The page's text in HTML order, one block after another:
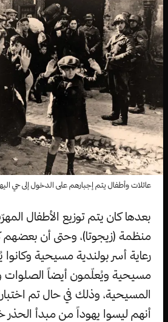
عائلات وأطفال يتم إجبارهم على الدخول إلى حي
بعدها كان يتم توزيع الأطفال
منظمة (زيجوتا)، وحتى أن
رعاية أسر بولندية مسيحية
مسيحية ويُعلّمون أيضاً الصلوات
المسيحية، وذلك في حال تم
أنهم ليسوا يهوداً من مبدأ الحذر